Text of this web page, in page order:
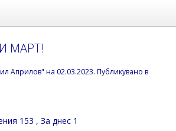
МАРТ!
Априлов" на 02.03.2023. Публикувано в
153 , За днес 1